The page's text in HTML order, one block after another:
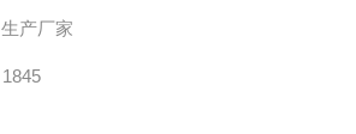
生产厂家
1845